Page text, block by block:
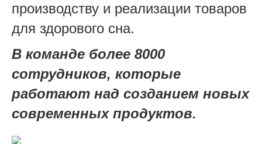
производству и реализации товаров
для здорового сна.
В команде более 8000
сотрудников, которые
работают над созданием новых
современных продуктов.